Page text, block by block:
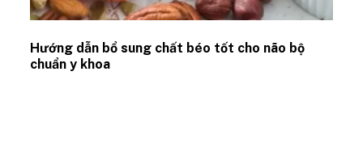
Hướng dẫn bổ sung chất béo tốt cho não bộ
chuẩn y khoa